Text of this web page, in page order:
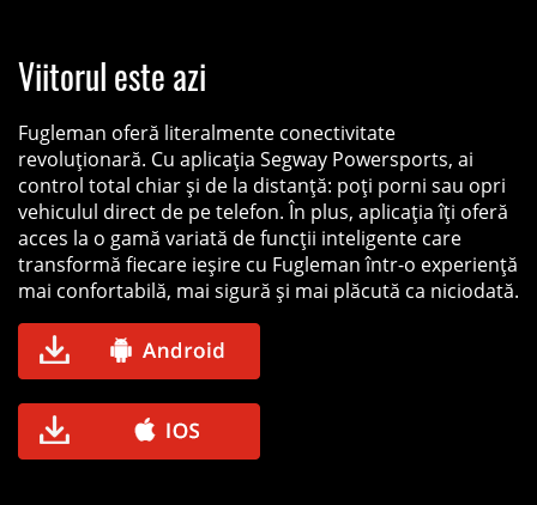
Viitorul este azi
Fugleman oferă literalmente conectivitate
revoluționară. Cu aplicația Segway Powersports, ai
control total chiar și de la distanță: poți porni sau opri
vehiculul direct de pe telefon. În plus, aplicația îți oferă
acces la o gamă variată de funcții inteligente care
transformă fiecare ieșire cu Fugleman într-o experiență
mai confortabilă, mai sigură și mai plăcută ca niciodată.